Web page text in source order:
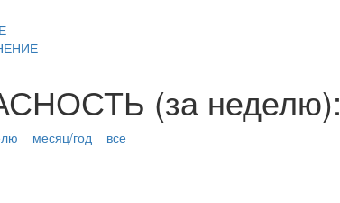
(за неделю):
месяц/год
все